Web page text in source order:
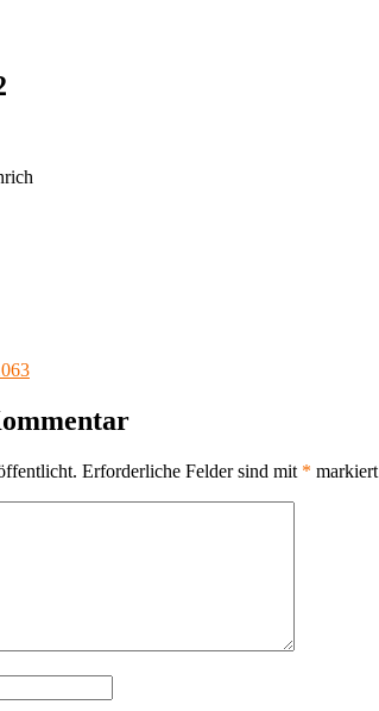
Erforderliche Felder sind mit * markiert